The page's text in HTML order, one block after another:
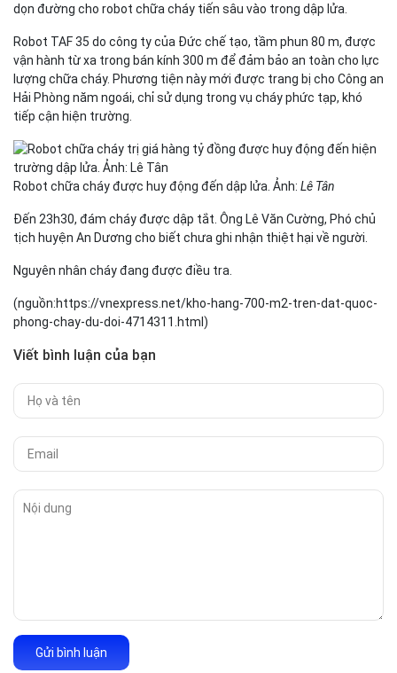
dọn đường cho robot chữa cháy tiến sâu vào trong dập lửa.
Robot TAF 35 do công ty của Đức chế tạo, tầm phun 80 m, được
vận hành từ xa trong bán kính 300 m để đảm bảo an toàn cho lực
lượng chữa cháy. Phương tiện này mới được trang bị cho Công an
Hải Phòng năm ngoái, chỉ sử dụng trong vụ cháy phức tạp, khó
tiếp cận hiện trường.
Robot chữa cháy được huy động đến dập lửa. Ảnh: Lê Tân
Đến 23h30, đám cháy được dập tắt. Ông Lê Văn Cường, Phó chủ
tịch huyện An Dương cho biết chưa ghi nhận thiệt hại về người.
Nguyên nhân cháy đang được điều tra.
(nguồn:https://vnexpress.net/kho-hang-700-m2-tren-dat-quoc-
phong-chay-du-doi-4714311.html)
Viết bình luận của bạn
Gửi bình luận